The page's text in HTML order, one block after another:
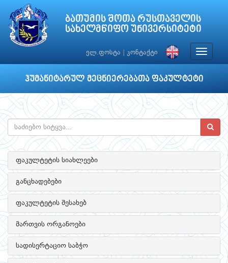
ბათუმის შოთა რუსთაველის
სახელმწიფო უნივერსიტეტი
ელ.ფოსტა კონტაქტი
Toggle
ჰუმანიტარულ მეცნიერებათა ფაკულტეტი
ფაკულტეტის სიახლეები
განცხადებები
ფაკულტეტის შესახებ
მართვის ორგანოები
სადისერტაციო საბჭო